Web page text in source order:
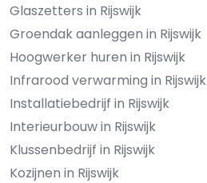
Glaszetters in Rijswijk
Groendak aanleggen in Rijswijk
Hoogwerker huren in Rijswijk
Infrarood verwarming in Rijswijk
Installatiebedrijf in Rijswijk
Interieurbouw in Rijswijk
Klussenbedrijf in Rijswijk
Kozijnen in Rijswijk